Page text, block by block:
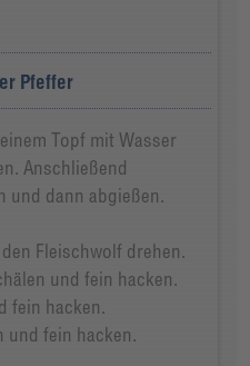
Pfeffer
Topf mit Wasser
Anschließend
und dann abgießen.
Fleischwolf drehen.
und fein hacken.
fein hacken.
und fein hacken.